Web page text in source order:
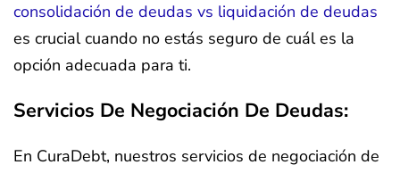
consolidación de deudas vs liquidación de deudas
es crucial cuando no estás seguro de cuál es la
opción adecuada para ti.
Servicios De Negociación De Deudas:
En CuraDebt, nuestros servicios de negociación de